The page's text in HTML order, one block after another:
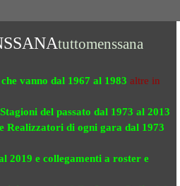
tuttomenssana
vanno dal 1967 al 1983 altre in
del passato dal 1973 al 2013
Realizzatori di ogni gara dal 1973
2019 e collegamenti a roster e